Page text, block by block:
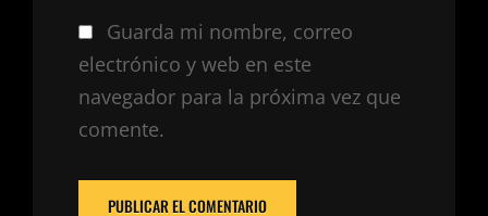
Guarda mi nombre, correo
electrónico y web en este
navegador para la próxima vez que
comente.